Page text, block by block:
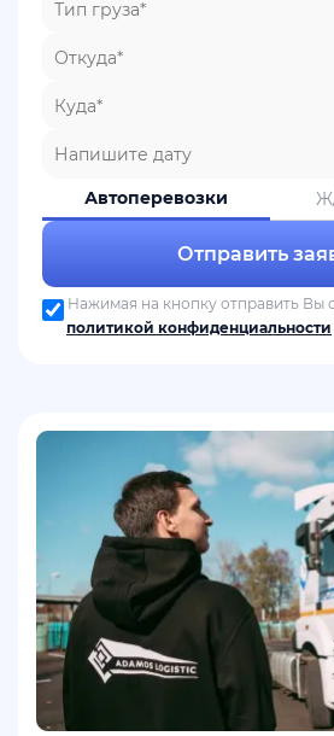
Автоперевозки
Отправить
Нажимая на кнопку отправить Вы
политикой конфиденциальности